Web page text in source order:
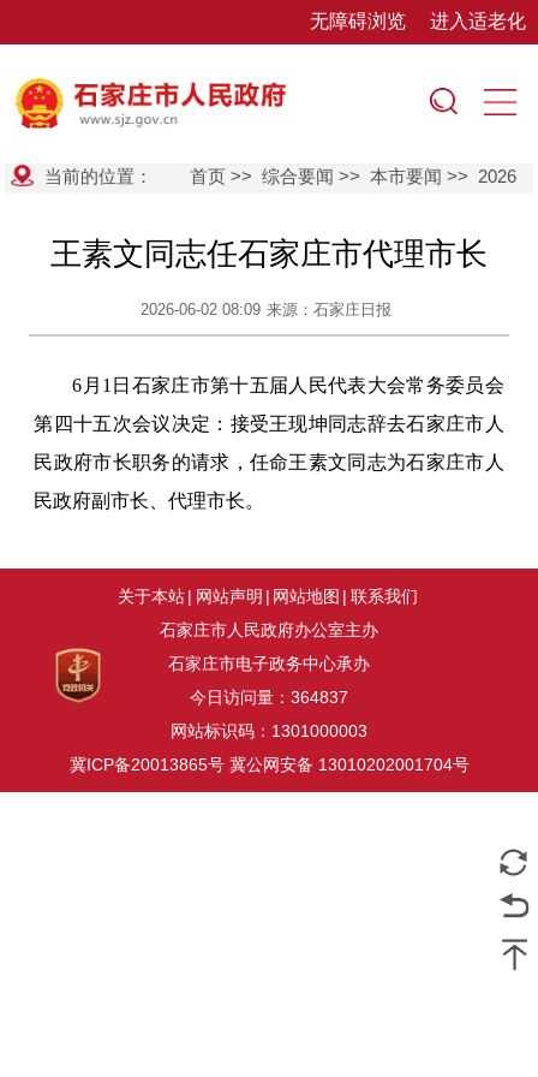
无障碍浏览 进入适老化
当前的位置： 首页 >>综合要闻 >>本市要闻 >> 2026
王素文同志任石家庄市代理市长
2026-06-02 08:09 来源：石家庄日报
6月1日石家庄市第十五届人民代表大会常务委员会
第四十五次会议决定：接受王现坤同志辞去石家庄市人
民政府市长职务的请求，任命王素文同志为石家庄市人
民政府副市长、代理市长。
关于本站| 网站声明 | 网站地图 | 联系我们
石家庄市人民政府办公室主办
石家庄市电子政务中心承办
今日访问量： 364837
网站标识码：1301000003
冀ICP备20013865号 冀公网安备 13010202001704号